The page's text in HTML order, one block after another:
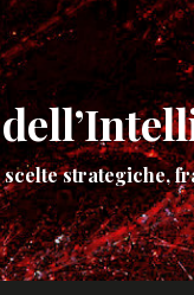
strategiche,
Cerca nel sito